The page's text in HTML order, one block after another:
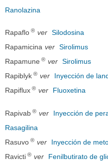
Ranolazina
Rapaflo ® ver Silodosina
Rapamicina ver Sirolimus
Rapamune ® ver Sirolimus
Rapiblyk ® ver
Inyección de
Rapiflux ® ver Fluoxetina
Rapivab ® ver
Inyección de
Rasagilina
Rasuvo ® ver
Inyección de
Ravicti ® ver
Fenilbutirato de